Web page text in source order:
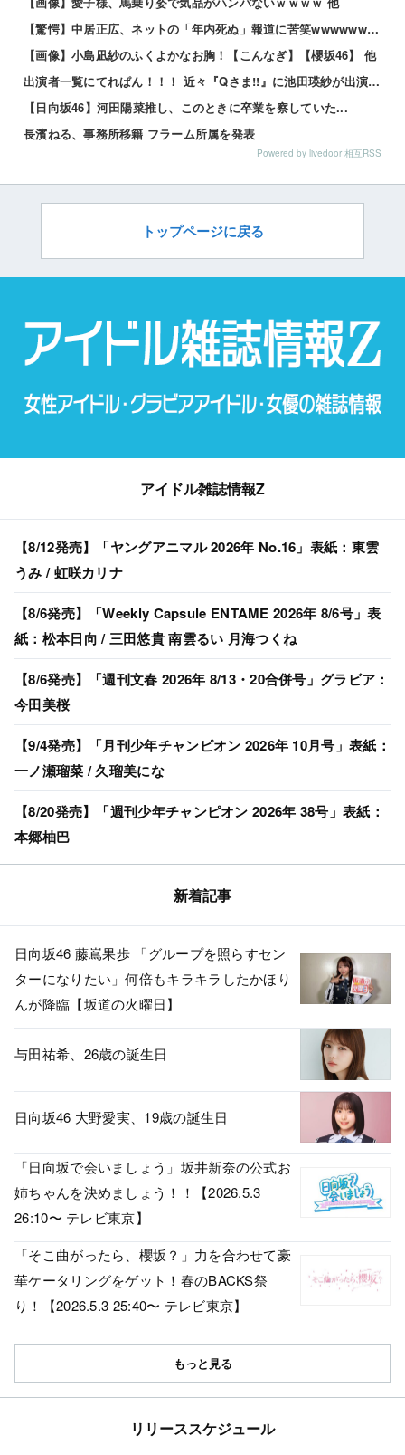
【驚愕】中居正広、ネットの「年内死ぬ」報道に苦笑wwwwww 他
【画像】小島凪紗のふくよかなお胸！【こんなぎ】【櫻坂46】 他
出演者一覧にてれぱん！！！ 近々『Qさま!!』に池田瑛紗が出演する模様！【乃木坂46】
【日向坂46】河田陽菜推し、このときに卒業を察していた...
長濱ねる、事務所移籍 フラーム所属を発表
Powered by livedoor 相互RSS
トップページに戻る
アイドル雑誌情報Z
【8/12発売】「ヤングアニマル 2026年 No.16」表紙：東雲
うみ / 虹咲カリナ
【8/6発売】「Weekly Capsule ENTAME 2026年 8/6号」表
紙：松本日向 / 三田悠貴 南雲るい 月海つくね
【8/6発売】「週刊文春 2026年 8/13・20合併号」グラビア：
今田美桜
【9/4発売】「月刊少年チャンピオン 2026年 10月号」表紙：
一ノ瀬瑠菜 / 久瑠美にな
【8/20発売】「週刊少年チャンピオン 2026年 38号」表紙：
本郷柚巴
新着記事
日向坂46 藤嶌果歩 「グループを照らすセン
ターになりたい」何倍もキラキラしたかほり
んが降臨【坂道の火曜日】
与田祐希、26歳の誕生日
日向坂46 大野愛実、19歳の誕生日
「日向坂で会いましょう」坂井新奈の公式お
姉ちゃんを決めましょう！！【2026.5.3
26:10〜 テレビ東京】
「そこ曲がったら、櫻坂？」力を合わせて豪
華ケータリングをゲット！春のBACKS祭
り！【2026.5.3 25:40〜 テレビ東京】
もっと見る
リリーススケジュール